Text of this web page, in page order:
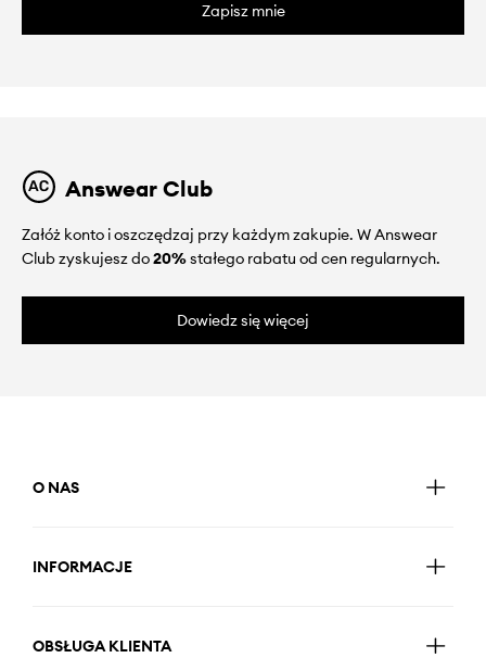
Zapisz mnie
Answear Club
Załóż konto i oszczędzaj przy każdym zakupie. W Answear
Club zyskujesz do20%stałego rabatu od cen regularnych.
Dowiedz się więcej
O NAS
INFORMACJE
OBSŁUGA KLIENTA